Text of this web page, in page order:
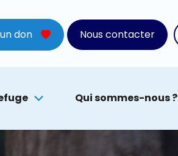
don Nous contacter
Qui sommes-nous ?